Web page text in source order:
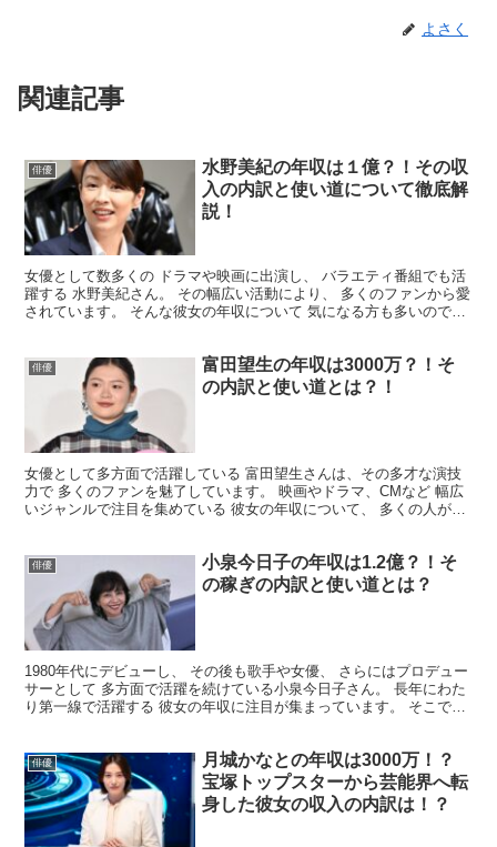
よさく
関連記事
俳優
水野美紀の年収は１億？！その収
入の内訳と使い道について徹底解
説！
女優として数多くの ドラマや映画に出演し、 バラエティ番組でも活
躍する 水野美紀さん。 その幅広い活動により、 多くのファンから愛
されています。 そんな彼女の年収について 気になる方も多いのでは
俳優
富田望生の年収は3000万？！そ
の内訳と使い道とは？！
女優として多方面で活躍している 富田望生さんは、その多才な演技
力で 多くのファンを魅了しています。 映画やドラマ、CMなど 幅広
いジャンルで注目を集めている 彼女の年収について、 多くの人が関
俳優
小泉今日子の年収は1.2億？！そ
の稼ぎの内訳と使い道とは？
1980年代にデビューし、 その後も歌手や女優、 さらにはプロデュー
サーとして 多方面で活躍を続けている小泉今日子さん。 長年にわた
り第一線で活躍する 彼女の年収に注目が集まっています。 そこで今
俳優
月城かなとの年収は3000万！？
宝塚トップスターから芸能界へ転
身した彼女の収入の内訳は！？